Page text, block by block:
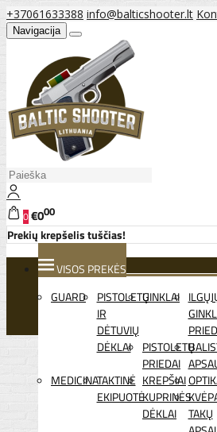
+37061633388 info@balticshooter.lt
Navigacija
0€000
Prekių krepšelis tuščias!
VISOS PREKĖS
GUARD
PISTOLETŲ
IR
DĖTUVIŲ
DĖKLAI
GINKLAI
PISTOLETŲ
PRIEDAI
MEDICINATAKTINĖ
EKIPUOTĖ
KREPŠIAI
KUPRINĖS
DĖKLAI
TAKŲ